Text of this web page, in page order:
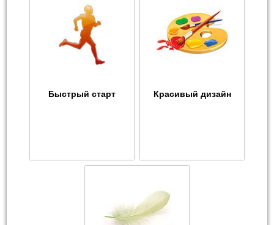
Быстрый старт Красивый дизайн